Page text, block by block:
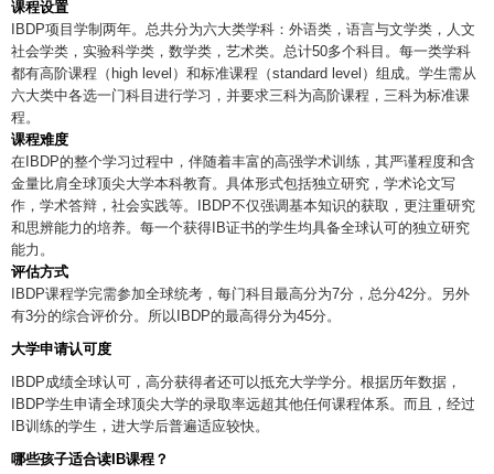
在IBDP的整个学习过程中，伴随着丰富的高强学术训练，其严谨程度和含
金量比肩全球顶尖大学本科教育。具体形式包括独立研究，学术论文写
作，学术答辩，社会实践等。IBDP不仅强调基本知识的获取，更注重研究
和思辨能力的培养。每一个获得IB证书的学生均具备全球认可的独立研究
能力。
评估方式
IBDP课程学完需参加全球统考，每门科目最高分为7分，总分42分。另外
有3分的综合评价分。所以IBDP的最高得分为45分。
大学申请认可度
IBDP成绩全球认可，高分获得者还可以抵充大学学分。根据历年数据，
IBDP学生申请全球顶尖大学的录取率远超其他任何课程体系。而且，经过
IB训练的学生，进大学后普遍适应较快。
哪些孩子适合读IB课程？
IB适合学习能力强、做事有计划、善于安排时间的学生。IB的课程量大、
果不善于安排时间，会觉得穷于应付。IB课程在科学、人文、外语、艺
术、社会工作等各方面注重平衡发展，不偏科，不侧重某一方面。如果学
生在某学科上有特别的兴趣和天分，进入IB课程班会感觉自己的特长没有
时间得到充分发挥。此外，IB不太适合法语或英文基础差的学生。